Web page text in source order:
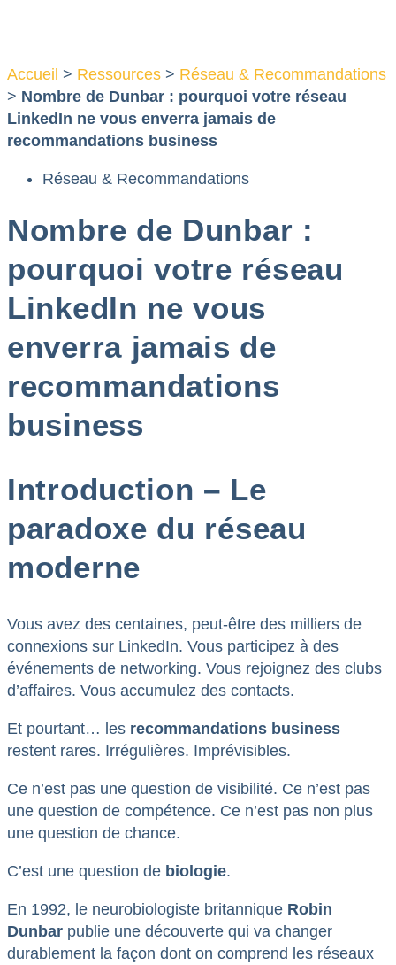
Accueil > Ressources > Réseau & Recommandations
> Nombre de Dunbar : pourquoi votre réseau
LinkedIn ne vous enverra jamais de
recommandations business
Réseau & Recommandations
Nombre de Dunbar :
pourquoi votre réseau
LinkedIn ne vous
enverra jamais de
recommandations
business
Introduction – Le
paradoxe du réseau
moderne
Vous avez des centaines, peut-être des milliers de
connexions sur LinkedIn. Vous participez à des
événements de networking. Vous rejoignez des clubs
d’affaires. Vous accumulez des contacts.
Et pourtant… les recommandations business
restent rares. Irrégulières. Imprévisibles.
Ce n’est pas une question de visibilité. Ce n’est pas
une question de compétence. Ce n’est pas non plus
une question de chance.
C’est une question de biologie.
En 1992, le neurobiologiste britannique Robin
Dunbar publie une découverte qui va changer
durablement la façon dont on comprend les réseaux